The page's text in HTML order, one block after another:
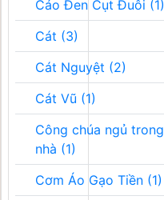
Cáo Đen Cụt Đuôi (1)
Cát (3)
Cát Nguyệt (2)
Cát Vũ (1)
Công chúa ngủ trong
nhà (1)
Cơm Áo Gạo Tiền (1)